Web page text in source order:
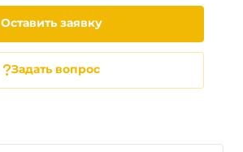
Оставить заявку
Задать вопрос